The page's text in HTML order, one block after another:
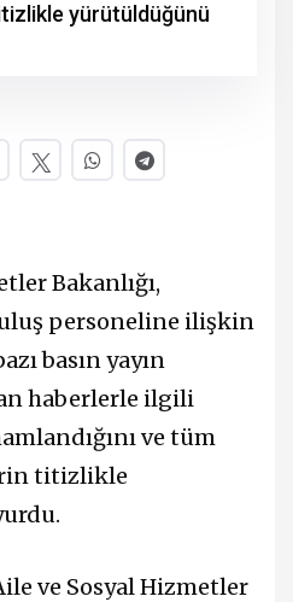
yürütüldüğünü
Bakanlığı,
personeline ilişkin
basın yayın
haberlerle ilgili
ve tüm
titizlikle
ve Sosyal Hizmetler